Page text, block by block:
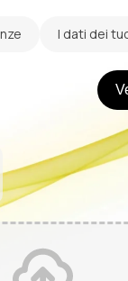
I dati dei